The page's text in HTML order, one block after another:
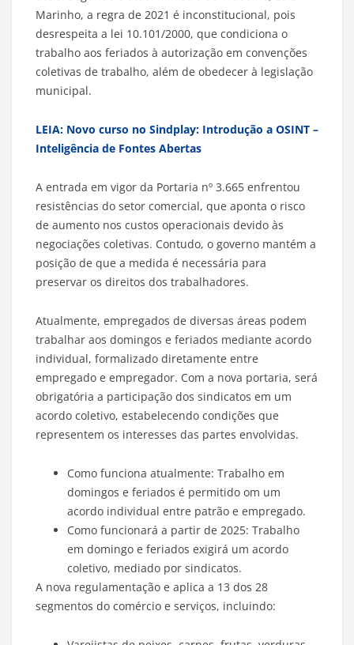
Marinho, a regra de 2021 é inconstitucional, pois
desrespeita a lei 10.101/2000, que condiciona o
trabalho aos feriados à autorização em convenções
coletivas de trabalho, além de obedecer à legislação
municipal.
LEIA: Novo curso no Sindplay: Introdução a OSINT –
Inteligência de Fontes Abertas
A entrada em vigor da Portaria nº 3.665 enfrentou
resistências do setor comercial, que aponta o risco
de aumento nos custos operacionais devido às
negociações coletivas. Contudo, o governo mantém a
posição de que a medida é necessária para
preservar os direitos dos trabalhadores.
Atualmente, empregados de diversas áreas podem
trabalhar aos domingos e feriados mediante acordo
individual, formalizado diretamente entre
empregado e empregador. Com a nova portaria, será
obrigatória a participação dos sindicatos em um
acordo coletivo, estabelecendo condições que
representem os interesses das partes envolvidas.
Como funciona atualmente: Trabalho em
domingos e feriados é permitido om um
acordo individual entre patrão e empregado.
Como funcionará a partir de 2025: Trabalho
em domingo e feriados exigirá um acordo
coletivo, mediado por sindicatos.
A nova regulamentação e aplica a 13 dos 28
segmentos do comércio e serviços, incluindo: